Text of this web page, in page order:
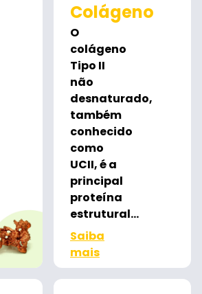
Colágeno
O
colágeno
Tipo II
não
desnaturado,
também
conhecido
como
UCII, é a
principal
proteína
estrutural...
Saiba
mais